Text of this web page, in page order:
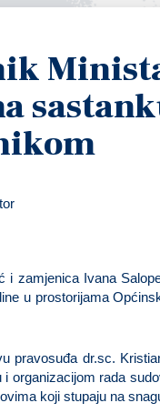
i zamjenica Ivana
u prostorijama
pravosuđa dr.sc.
organizacijom rada
koji stupaju na